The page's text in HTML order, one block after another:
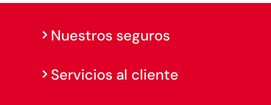
Nuestros seguros
Servicios al cliente